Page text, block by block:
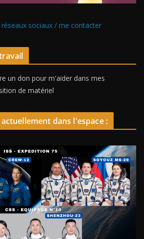
sociaux / me contacter
un don pour m'aider dans mes
de matériel
dans l'espace :